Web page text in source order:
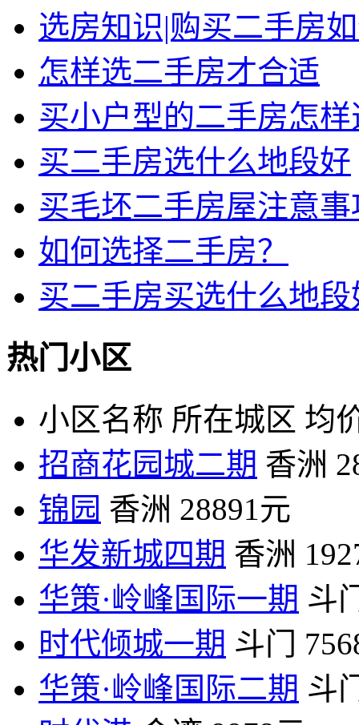
选房知识|购买二手房
怎样选二手房才合适
买小户型的二手房怎样
买二手房选什么地段好
买毛坯二手房屋注意事
如何选择二手房？
买二手房买选什么地段
热门小区
小区名称 所在城区 均
招商花园城二期 香洲
锦园 香洲 28891元
华发新城四期 香洲
华策·岭峰国际一期 斗
时代倾城一期 斗门
华策·岭峰国际二期 斗